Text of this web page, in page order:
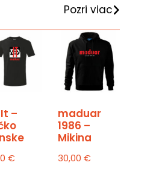
Pozri viac
–
€
maduar
1986 –
Mikina
30,00€